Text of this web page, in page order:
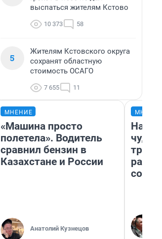
выспаться жителям Кстово
10 373 58
5
Жителям Кстовского округа
сохранят областную
стоимость ОСАГО
7 655 11
МНЕНИЕ
«Машина просто
полетела». Водитель
сравнил бензин в
Казахстане и России
Анатолий Кузнецов